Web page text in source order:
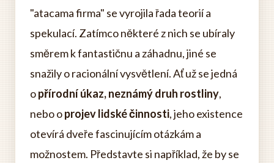
"atacama firma" se vyrojila řada teorií a
spekulací. Zatímco některé z nich se ubíraly
směrem k fantastičnu a záhadnu, jiné se
snažily o racionální vysvětlení. Ať už se jedná
opřírodní úkaz, neznámý druh rostliny,
nebo oprojev lidské činnosti, jeho existence
otevírá dveře fascinujícím otázkám a
možnostem. Představte si například, že by se